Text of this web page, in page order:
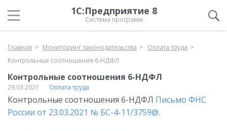
1С:Предприятие 8
Система программ
Главная Мониторинг законодательства
Оплата труда
Контрольные соотношения 6-НДФЛ
Контрольные соотношения 6-НДФЛ
29.03.2021 Оплата труда
Контрольные соотношения 6-НДФЛ Письмо ФНС
России от 23.03.2021 № БС-4-11/3759@.